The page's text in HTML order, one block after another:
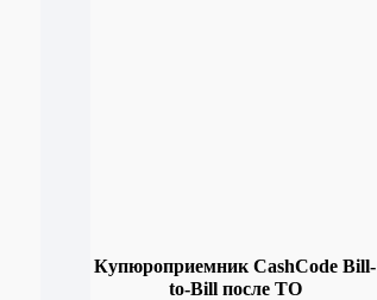
Купюроприемник CashCode Bill-
to-Bill после ТО